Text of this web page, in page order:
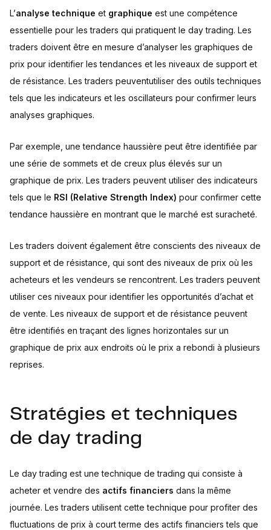
L’analyse technique et graphique est une compétence
essentielle pour les traders qui pratiquent le day trading. Les
traders doivent être en mesure d’analyser les graphiques de
prix pour identifier les tendances et les niveaux de support et
de résistance. Les traders peuventutiliser des outils techniques
tels que les indicateurs et les oscillateurs pour confirmer leurs
analyses graphiques.
Par exemple, une tendance haussière peut être identifiée par
une série de sommets et de creux plus élevés sur un
graphique de prix. Les traders peuvent utiliser des indicateurs
tels que le RSI (Relative Strength Index) pour confirmer cette
tendance haussière en montrant que le marché est suracheté.
Les traders doivent également être conscients des niveaux de
support et de résistance, qui sont des niveaux de prix où les
acheteurs et les vendeurs se rencontrent. Les traders peuvent
utiliser ces niveaux pour identifier les opportunités d’achat et
de vente. Les niveaux de support et de résistance peuvent
être identifiés en traçant des lignes horizontales sur un
graphique de prix aux endroits où le prix a rebondi à plusieurs
reprises.
Stratégies et techniques
de day trading
Le day trading est une technique de trading qui consiste à
acheter et vendre des actifs financiers dans la même
journée. Les traders utilisent cette technique pour profiter des
fluctuations de prix à court terme des actifs financiers tels que